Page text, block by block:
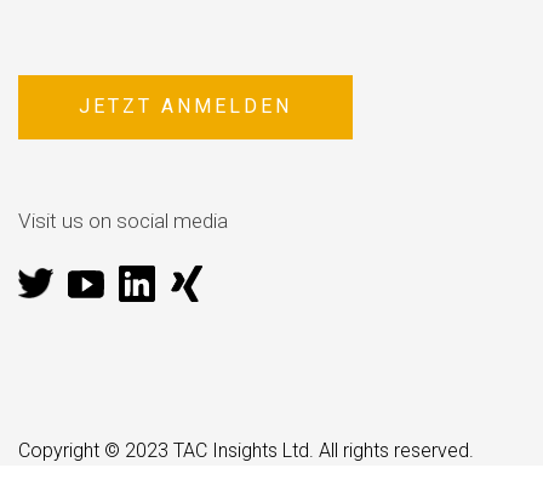
JETZT ANMELDEN
Visit us on social media
Copyright © 2023 TAC Insights Ltd. All rights reserved.